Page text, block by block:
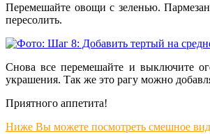
Перемешайте овощи с зеленью.
пересолить.
Снова все перемешайте и выключите
украшения. Так же это рагу можно
Приятного аппетита!
Ниже Вы можете посмотреть смешное